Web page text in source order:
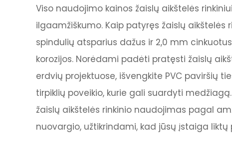
Viso naudojimo kainos žaislų aikštelės
ilgaamžiškumo. Kaip patyręs žaislų
spindulių atsparius dažus ir 2,0 mm
korozijos. Norėdami padėti pratęsti žaislų
erdvių projektuose, išvengkite PVC paviršių
tirpiklių poveikio, kurie gali suardyti
žaislų aikštelės rinkinio naudojimas pagal
nuovargio, užtikrindami, kad jūsų įstaiga